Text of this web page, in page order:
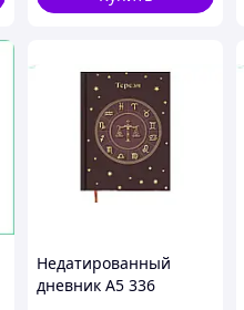
Недатированный
дневник А5 336